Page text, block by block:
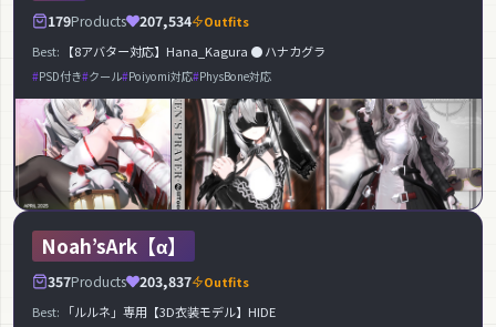
179Products 207,534
Outfits
Best:
【8アバター対応】Hana_Kagura ● ハナカグラ
PSD付き クール Poiyomi対応 PhysBone対応
Noah’sArk【α】
357Products 203,837
Outfits
Best:
「ルルネ」専用【3D衣装モデル】HIDE